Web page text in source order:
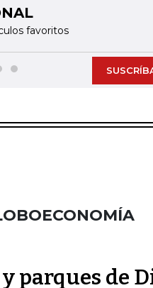
favoritos
parques de